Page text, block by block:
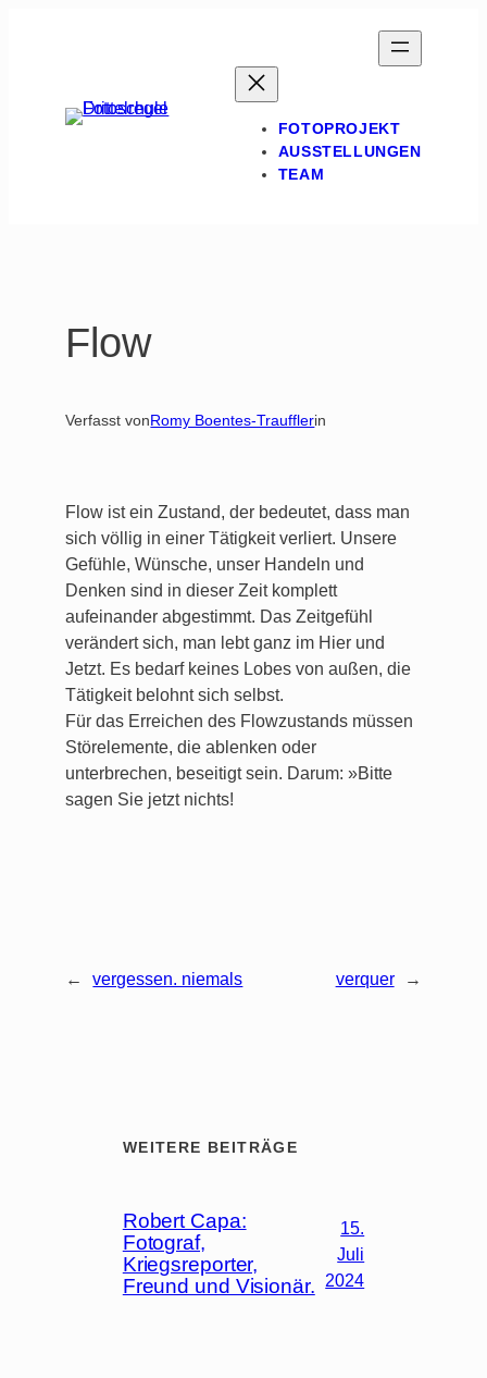
FOTOPROJEKT
AUSSTELLUNGEN
TEAM
Flow
Verfasst vonRomy Boentes-Traufflerin
Flow ist ein Zustand, der bedeutet, dass man
sich völlig in einer Tätigkeit verliert. Unsere
Gefühle, Wünsche, unser Handeln und
Denken sind in dieser Zeit komplett
aufeinander abgestimmt. Das Zeitgefühl
verändert sich, man lebt ganz im Hier und
Jetzt. Es bedarf keines Lobes von außen, die
Tätigkeit belohnt sich selbst.
Für das Erreichen des Flowzustands müssen
Störelemente, die ablenken oder
unterbrechen, beseitigt sein. Darum: »Bitte
sagen Sie jetzt nichts!
← vergessen. niemals verquer →
WEITERE BEITRÄGE
Robert Capa:
Fotograf,
Kriegsreporter,
Freund und Visionär.
15.
Juli
2024